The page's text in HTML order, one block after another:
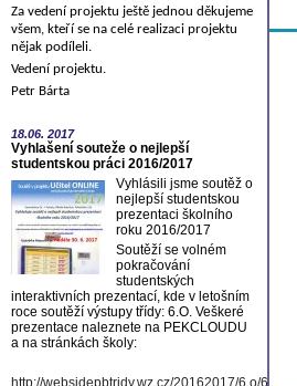
Za vedení projektu ještě jednou děkujeme
všem, kteří se na celé realizaci projektu
nějak podíleli.
Vedení projektu.
Petr Bárta
18.06. 2017
Vyhlašení souteže o nejlepší
studentskou práci 2016/2017
Vyhlásili jsme soutěž o
nejlepší studentskou
prezentaci školního
roku 2016/2017
Soutěží se volném
pokračování
studentských
interaktivních prezentací, kde v letošním
roce soutěží výstupy třídy: 6.O. Veškeré
prezentace naleznete na PEKCLOUDU
a na stránkách školy:
http://websidepbtridy.wz.cz/20162017/6.o/6.o.htm